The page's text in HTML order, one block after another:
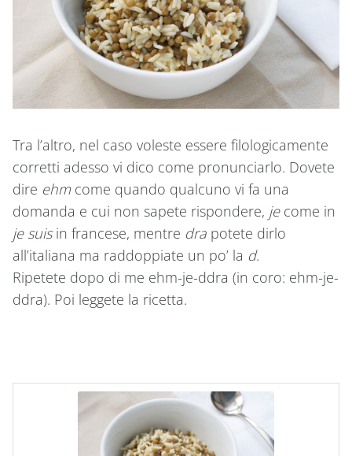
Tra l’altro, nel caso voleste essere filologicamente
corretti adesso vi dico come pronunciarlo. Dovete
dire ehmcome quando qualcuno vi fa una
domanda e cui non sapete rispondere, jecome in
je suisin francese, mentre dra potete dirlo
all’italiana ma raddoppiate un po’ la d.
Ripetete dopo di me ehm-je-ddra (in coro: ehm-je-
ddra). Poi leggete la ricetta.